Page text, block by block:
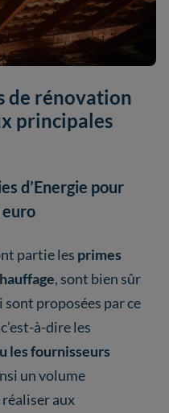
de rénovation
principales
d’Energie pour
euro
partie les primes
, sont bien sûr
proposées par ce
à-dire les
les fournisseurs
un volume
réaliser aux